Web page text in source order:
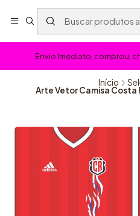
Envio Imediato, comprou,
Início
Arte Vetor Camisa